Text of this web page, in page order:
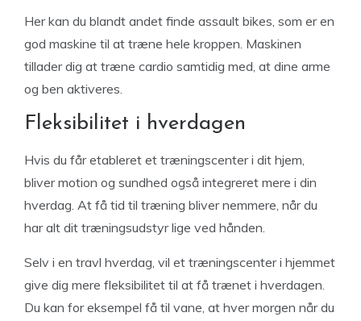
Her kan du blandt andet finde assault bikes, som er en
god maskine til at træne hele kroppen. Maskinen
tillader dig at træne cardio samtidig med, at dine arme
og ben aktiveres.
Fleksibilitet i hverdagen
Hvis du får etableret et træningscenter i dit hjem,
bliver motion og sundhed også integreret mere i din
hverdag. At få tid til træning bliver nemmere, når du
har alt dit træningsudstyr lige ved hånden.
Selv i en travl hverdag, vil et træningscenter i hjemmet
give dig mere fleksibilitet til at få trænet i hverdagen.
Du kan for eksempel få til vane, at hver morgen når du